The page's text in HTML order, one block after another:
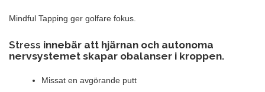
Mindful Tapping ger golfare fokus.
Stress innebär att hjärnan och autonoma
nervsystemet skapar obalanser i kroppen.
Missat en avgörande putt